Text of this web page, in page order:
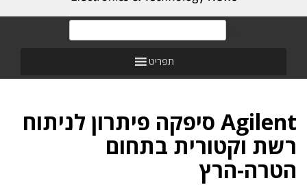
תפריט
Agilent סיפקה פיתרון לניתוח
רשת וקטורית בתחום
הטרה-הרץ